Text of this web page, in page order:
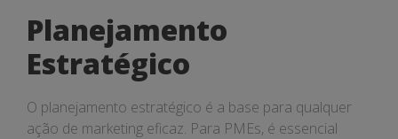
Planejamento
Estratégico
O planejamento estratégico é a base para qualquer
ação de marketing eficaz. Para PMEs, é essencial